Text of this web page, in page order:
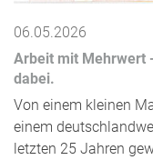
06.05.2026
Arbeit mit Mehrwert
dabei.
Von einem kleinen
einem
letzten 25 Jahren